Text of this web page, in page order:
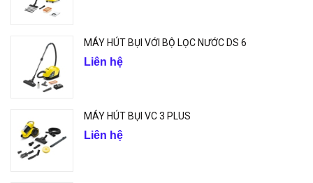
MÁY HÚT BỤI VỚI BỘ LỌC NƯỚC DS 6
Liên hệ
MÁY HÚT BỤI VC 3 PLUS
Liên hệ